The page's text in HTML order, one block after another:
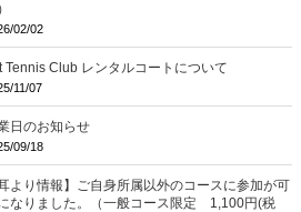
02/02
Tennis Club レンタルコートについて
11/07
日のお知らせ
09/18
耳より情報】ご自身所属以外のコースに参加が可
なりました。（一般コース限定 1,100円(税